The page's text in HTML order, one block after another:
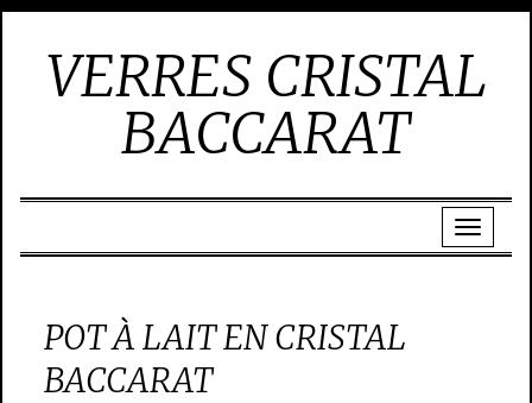
VERRES CRISTAL
BACCARAT
POT À LAIT EN CRISTAL
BACCARAT